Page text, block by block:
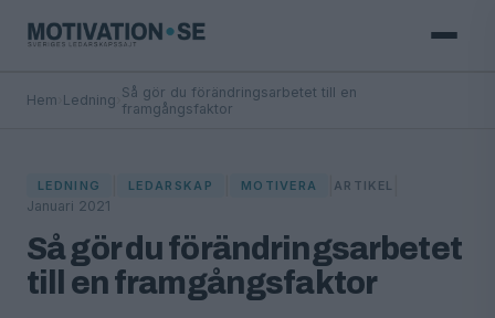
Hem Ledning Så gör du förändringsarbetet till en
framgångsfaktor
LEDNING LEDARSKAP MOTIVERA ARTIKEL
Januari 2021
Så gör du förändringsarbetet
till en framgångsfaktor